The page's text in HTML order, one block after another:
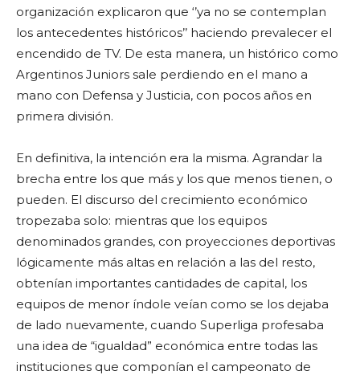
organización explicaron que ‘’ya no se contemplan
los antecedentes históricos’’ haciendo prevalecer el
encendido de TV. De esta manera, un histórico como
Argentinos Juniors sale perdiendo en el mano a
mano con Defensa y Justicia, con pocos años en
primera división.
En definitiva, la intención era la misma. Agrandar la
brecha entre los que más y los que menos tienen, o
pueden. El discurso del crecimiento económico
tropezaba solo: mientras que los equipos
denominados grandes, con proyecciones deportivas
lógicamente más altas en relación a las del resto,
obtenían importantes cantidades de capital, los
equipos de menor índole veían como se los dejaba
de lado nuevamente, cuando Superliga profesaba
una idea de “igualdad” económica entre todas las
instituciones que componían el campeonato de